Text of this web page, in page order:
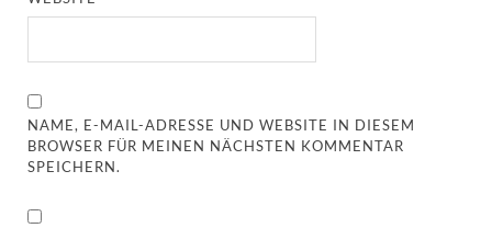
NAME, E-MAIL-ADRESSE UND WEBSITE IN DIESEM
BROWSER FÜR MEINEN NÄCHSTEN KOMMENTAR
SPEICHERN.